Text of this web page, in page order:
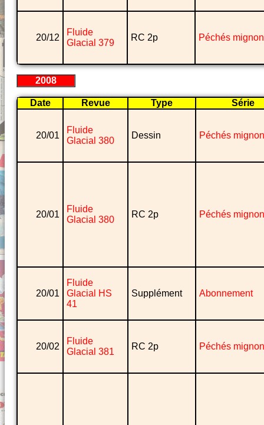
20/12
Fluide
Glacial 379
RC 2p Péchés
2008
Date Revue Type Série
20/01
Fluide
Glacial 380
Dessin Péchés
20/01
Fluide
Glacial 380
RC 2p Péchés
20/01
Fluide
Glacial HS
41
Supplément Abonnement
20/02
Fluide
Glacial 381
RC 2p Péchés